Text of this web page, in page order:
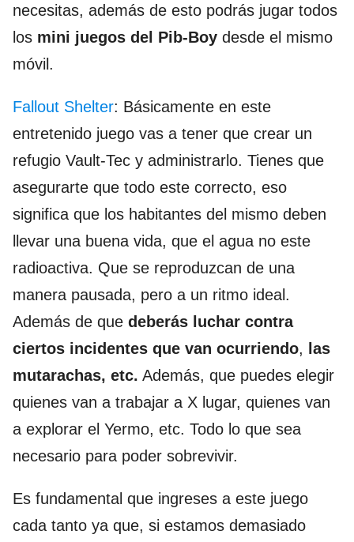
necesitas, además de esto podrás jugar todos
los mini juegos del Pib-Boy desde el mismo
móvil.
Fallout Shelter: Básicamente en este
entretenido juego vas a tener que crear un
refugio Vault-Tec y administrarlo. Tienes que
asegurarte que todo este correcto, eso
significa que los habitantes del mismo deben
llevar una buena vida, que el agua no este
radioactiva. Que se reproduzcan de una
manera pausada, pero a un ritmo ideal.
Además de que deberás luchar contra
ciertos incidentes que van ocurriendo,
las
mutarachas, etc. Además, que puedes elegir
quienes van a trabajar a X lugar, quienes van
a explorar el Yermo, etc. Todo lo que sea
necesario para poder sobrevivir.
Es fundamental que ingreses a este juego
cada tanto ya que, si estamos demasiado